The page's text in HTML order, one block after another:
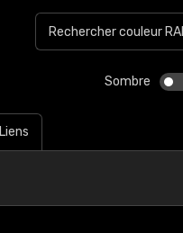
Sombre
Liens